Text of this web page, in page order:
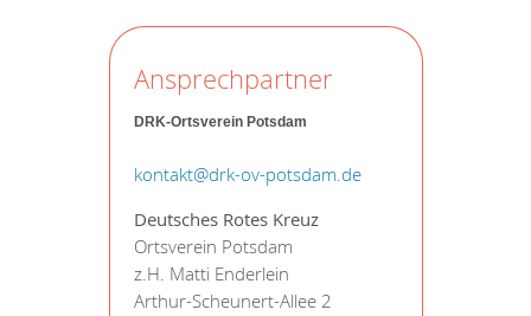
Ansprechpartner
DRK-Ortsverein Potsdam
kontakt@drk-ov-potsdam.de
Deutsches Rotes Kreuz
Ortsverein Potsdam
z.H. Matti Enderlein
Arthur-Scheunert-Allee 2